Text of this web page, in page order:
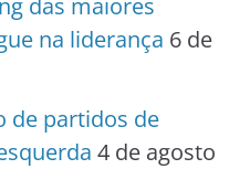
das maiores
na liderança 6 de
de partidos de
4 de agosto